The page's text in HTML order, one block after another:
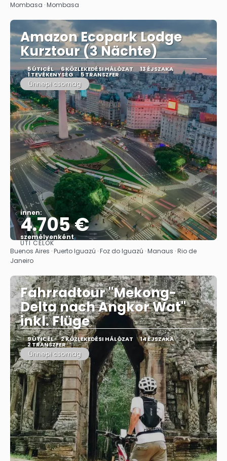
Mombasa · Mombasa
Amazon Ecopark Lodge
Kurztour (3 Nächte)
5 ÚTICÉL 6 KÖZLEKEDÉSI HÁLÓZAT 13 ÉJSZAKA
1 TEVÉKENYSÉG 5 TRANSZFER
Ünnepi csomag
innen:
4.705 €
személyenként
Megnézem
ÚTI CÉLOK
Buenos Aires · Puerto Iguazú · Foz do Iguazú · Manaus · Rio de
Janeiro
Fahrradtour "Mekong-
Delta nach Angkor Wat"
inkl. Flüge
9 ÚTICÉL 2 KÖZLEKEDÉSI HÁLÓZAT 14 ÉJSZAKA
2 TRANSZFER
Ünnepi csomag